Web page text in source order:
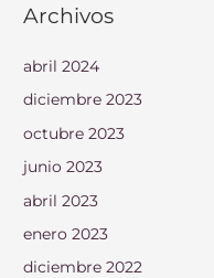
Archivos
abril 2024
diciembre 2023
octubre 2023
junio 2023
abril 2023
enero 2023
diciembre 2022